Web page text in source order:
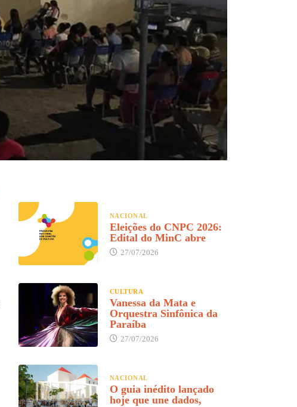
NACIONAL
Eleições do CNPC 2026:
Edital do MinC abre
27/07/2026
CULTURA
Vanessa da Mata e
Orquestra Sinfônica da
Paraíba
27/07/2026
NACIONAL
O guia inédito lançado
hoje que une dados,